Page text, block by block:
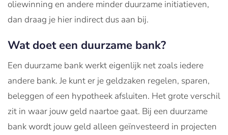
oliewinning en andere minder duurzame initiatieven,
dan draag je hier indirect dus aan bij.
Wat doet een duurzame bank?
Een duurzame bank werkt eigenlijk net zoals iedere
andere bank. Je kunt er je geldzaken regelen, sparen,
beleggen of een hypotheek afsluiten. Het grote verschil
zit in waar jouw geld naartoe gaat. Bij een duurzame
bank wordt jouw geld alleen geïnvesteerd in projecten